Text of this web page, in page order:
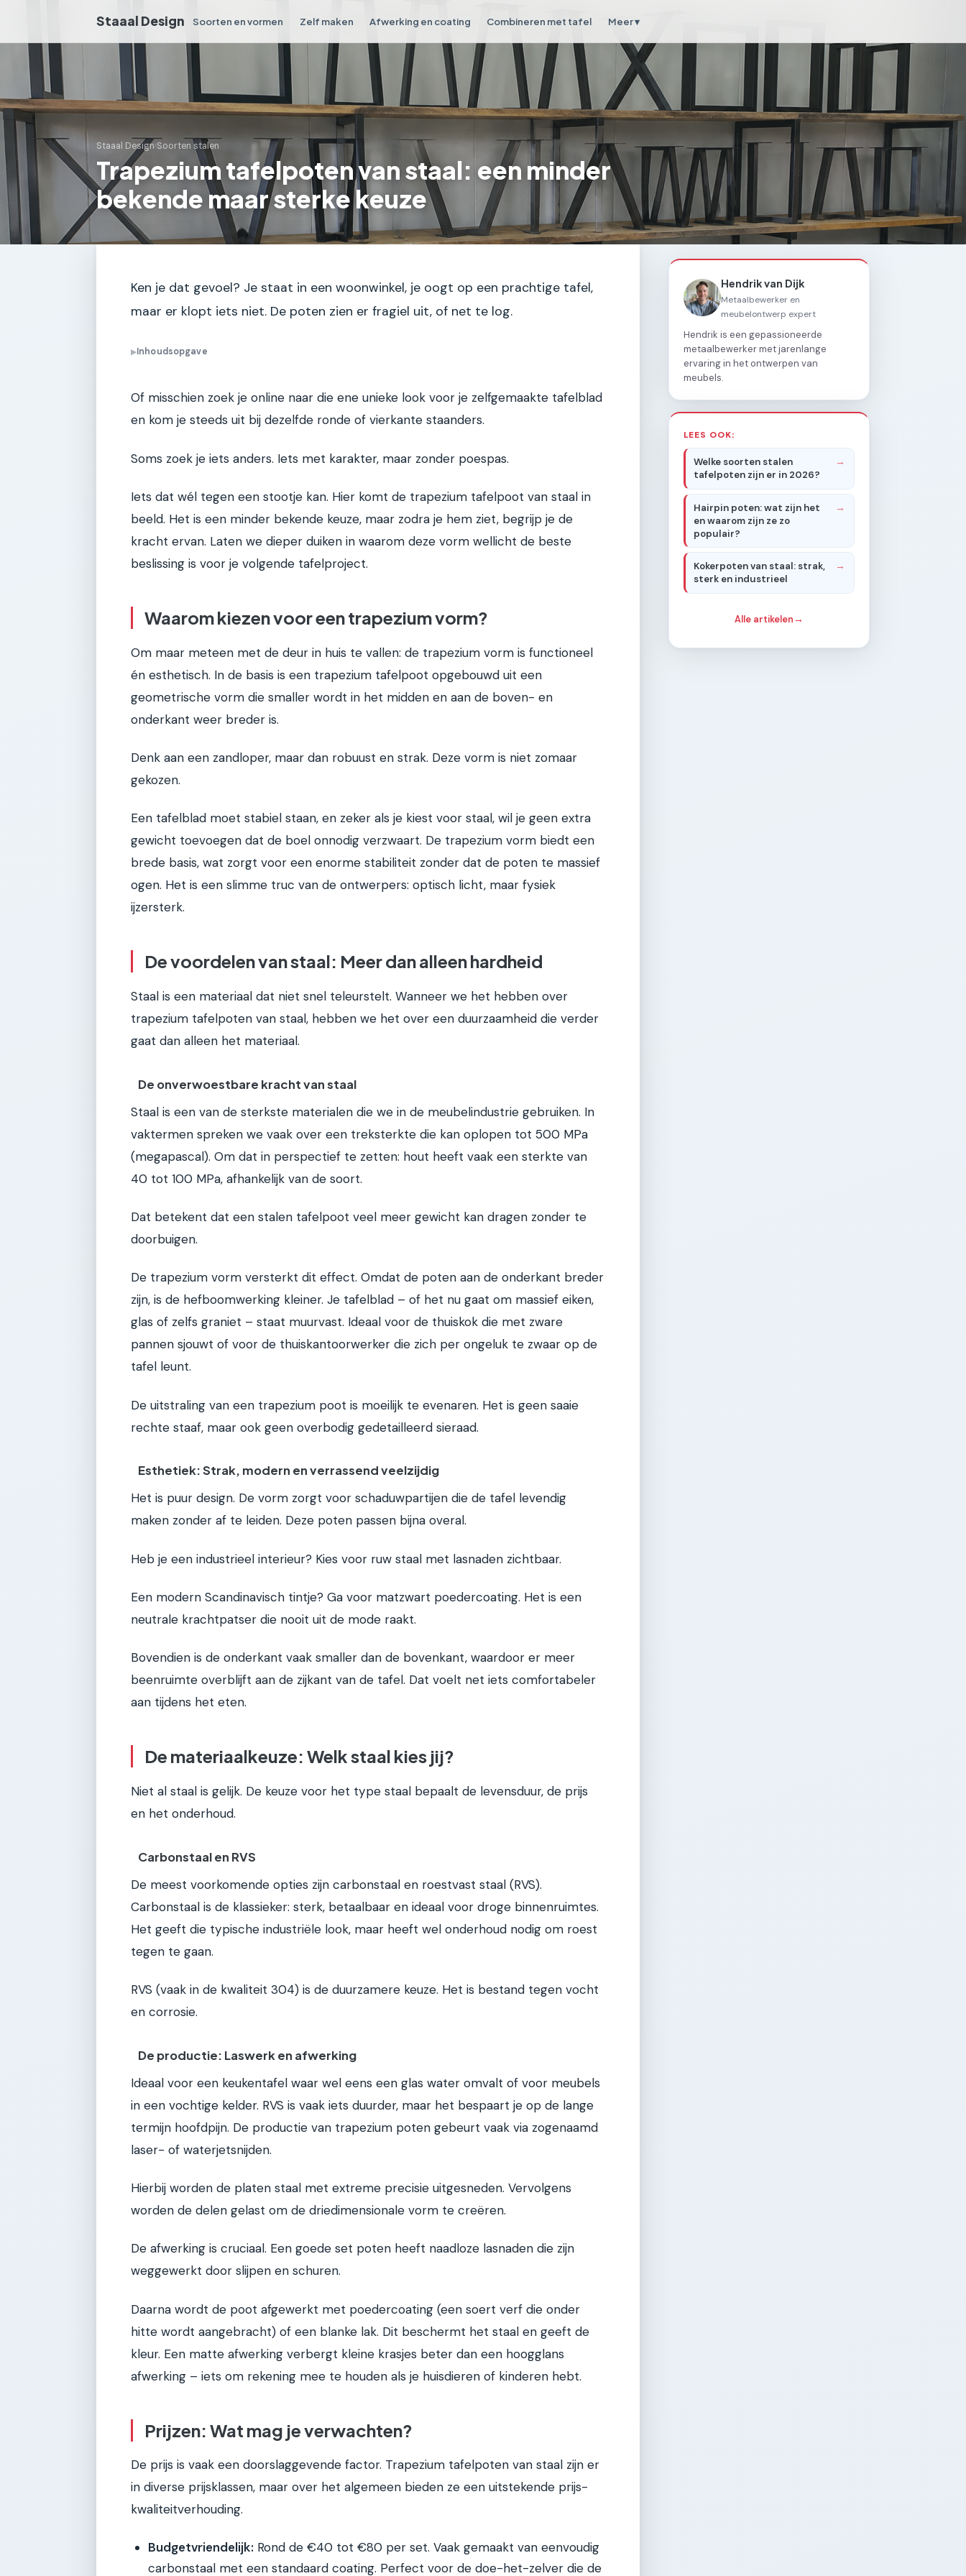
Staaal Design Soorten en vormen Zelf maken Afwerking en coating Combineren met tafel Meer ▾
Staaal Design›Soorten stalen
Trapezium tafelpoten van staal: een minder
bekende maar sterke keuze
Ken je dat gevoel? Je staat in een woonwinkel, je oogt op een prachtige tafel,
maar er klopt iets niet. De poten zien er fragiel uit, of net te log.
▶Inhoudsopgave
Of misschien zoek je online naar die ene unieke look voor je zelfgemaakte tafelblad
en kom je steeds uit bij dezelfde ronde of vierkante staanders.
Soms zoek je iets anders. Iets met karakter, maar zonder poespas.
Iets dat wél tegen een stootje kan. Hier komt de trapezium tafelpoot van staal in
beeld. Het is een minder bekende keuze, maar zodra je hem ziet, begrijp je de
kracht ervan. Laten we dieper duiken in waarom deze vorm wellicht de beste
beslissing is voor je volgende tafelproject.
Waarom kiezen voor een trapezium vorm?
Om maar meteen met de deur in huis te vallen: de trapezium vorm is functioneel
én esthetisch. In de basis is een trapezium tafelpoot opgebouwd uit een
geometrische vorm die smaller wordt in het midden en aan de boven- en
onderkant weer breder is.
Denk aan een zandloper, maar dan robuust en strak. Deze vorm is niet zomaar
gekozen.
Een tafelblad moet stabiel staan, en zeker als je kiest voor staal, wil je geen extra
gewicht toevoegen dat de boel onnodig verzwaart. De trapezium vorm biedt een
brede basis, wat zorgt voor een enorme stabiliteit zonder dat de poten te massief
ogen. Het is een slimme truc van de ontwerpers: optisch licht, maar fysiek
ijzersterk.
De voordelen van staal: Meer dan alleen hardheid
Staal is een materiaal dat niet snel teleurstelt. Wanneer we het hebben over
trapezium tafelpoten van staal, hebben we het over een duurzaamheid die verder
gaat dan alleen het materiaal.
De onverwoestbare kracht van staal
Staal is een van de sterkste materialen die we in de meubelindustrie gebruiken. In
vaktermen spreken we vaak over een treksterkte die kan oplopen tot 500 MPa
(megapascal). Om dat in perspectief te zetten: hout heeft vaak een sterkte van
40 tot 100 MPa, afhankelijk van de soort.
Dat betekent dat een stalen tafelpoot veel meer gewicht kan dragen zonder te
doorbuigen.
De trapezium vorm versterkt dit effect. Omdat de poten aan de onderkant breder
zijn, is de hefboomwerking kleiner. Je tafelblad – of het nu gaat om massief eiken,
glas of zelfs graniet – staat muurvast. Ideaal voor de thuiskok die met zware
pannen sjouwt of voor de thuiskantoorwerker die zich per ongeluk te zwaar op de
tafel leunt.
De uitstraling van een trapezium poot is moeilijk te evenaren. Het is geen saaie
rechte staaf, maar ook geen overbodig gedetailleerd sieraad.
Esthetiek: Strak, modern en verrassend veelzijdig
Het is puur design. De vorm zorgt voor schaduwpartijen die de tafel levendig
maken zonder af te leiden. Deze poten passen bijna overal.
Heb je een industrieel interieur? Kies voor ruw staal met lasnaden zichtbaar.
Een modern Scandinavisch tintje? Ga voor matzwart poedercoating. Het is een
neutrale krachtpatser die nooit uit de mode raakt.
Bovendien is de onderkant vaak smaller dan de bovenkant, waardoor er meer
beenruimte overblijft aan de zijkant van de tafel. Dat voelt net iets comfortabeler
aan tijdens het eten.
De materiaalkeuze: Welk staal kies jij?
Niet al staal is gelijk. De keuze voor het type staal bepaalt de levensduur, de prijs
en het onderhoud.
Carbonstaal en RVS
De meest voorkomende opties zijn carbonstaal en roestvast staal (RVS).
Carbonstaal is de klassieker: sterk, betaalbaar en ideaal voor droge binnenruimtes.
Het geeft die typische industriële look, maar heeft wel onderhoud nodig om roest
tegen te gaan.
RVS (vaak in de kwaliteit 304) is de duurzamere keuze. Het is bestand tegen vocht
en corrosie.
De productie: Laswerk en afwerking
Ideaal voor een keukentafel waar wel eens een glas water omvalt of voor meubels
in een vochtige kelder. RVS is vaak iets duurder, maar het bespaart je op de lange
termijn hoofdpijn. De productie van trapezium poten gebeurt vaak via zogenaamd
laser- of waterjetsnijden.
Hierbij worden de platen staal met extreme precisie uitgesneden. Vervolgens
worden de delen gelast om de driedimensionale vorm te creëren.
De afwerking is cruciaal. Een goede set poten heeft naadloze lasnaden die zijn
weggewerkt door slijpen en schuren.
Daarna wordt de poot afgewerkt met poedercoating (een soert verf die onder
hitte wordt aangebracht) of een blanke lak. Dit beschermt het staal en geeft de
kleur. Een matte afwerking verbergt kleine krasjes beter dan een hoogglans
afwerking – iets om rekening mee te houden als je huisdieren of kinderen hebt.
Prijzen: Wat mag je verwachten?
De prijs is vaak een doorslaggevende factor. Trapezium tafelpoten van staal zijn er
in diverse prijsklassen, maar over het algemeen bieden ze een uitstekende prijs-
kwaliteitverhouding.
Budgetvriendelijk: Rond de €40 tot €80 per set. Vaak gemaakt van eenvoudig
carbonstaal met een standaard coating. Perfect voor de doe-het-zelver die de
Hendrik van Dijk
Metaalbewerker en
meubelontwerp expert
Hendrik is een gepassioneerde
metaalbewerker met jarenlange
ervaring in het ontwerpen van
meubels.
LEES OOK:
Welke soorten stalen
tafelpoten zijn er in 2026?
Hairpin poten: wat zijn het
en waarom zijn ze zo
populair?
Kokerpoten van staal: strak,
sterk en industrieel
Alle artikelen